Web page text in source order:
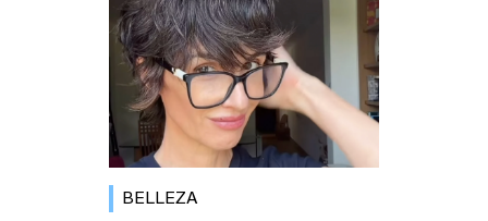
BELLEZA